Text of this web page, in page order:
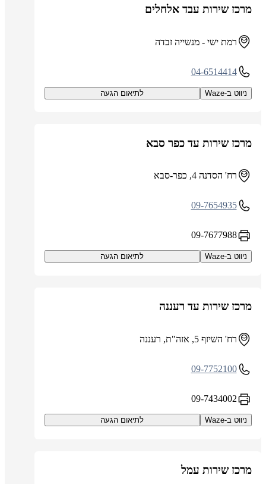
מרכז שירות עבד אלחלים
רמת ישי - מנשייה זבדה
04-6514414
ניווט ב-Waze לתיאום הגעה
מרכז שירות עד כפר סבא
רח' הסדנה 4, כפר-סבא
09-7654935
09-7677988
ניווט ב-Waze לתיאום הגעה
מרכז שירות עד רעננה
רח' השיזף 5, אזה"ת, רעננה
09-7752100
09-7434002
ניווט ב-Waze לתיאום הגעה
מרכז שירות עמל